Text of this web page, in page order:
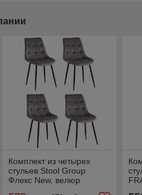
Комплект из четырех
стульев Stool Group
Флекс New, велюр